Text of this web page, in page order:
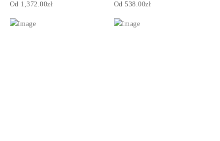
Od 1,372.00zł Od 538.00zł